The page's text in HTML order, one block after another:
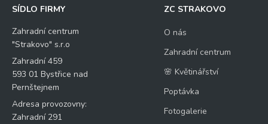
SÍDLO FIRMY
Zahradní centrum
"Strakovo" s.r.o
Zahradní 459
593 01 Bystřice nad
Pernštejnem
Adresa provozovny:
Zahradní 291
ZC STRAKOVO
O nás
Zahradní centrum
🌸 Květinářství
Poptávka
Fotogalerie